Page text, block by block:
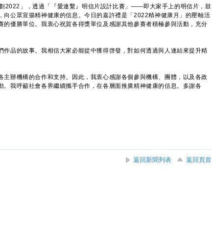
」，透過「『愛連繫』明信片設計比賽」——即大家手上的明信片，鼓
向公眾宣揚精神健康的信息。今日的嘉許禮是「2022精神健康月」的壓軸活
的優勝單位。我衷心祝賀各得獎單位及感謝其他參賽者積極參與活動，充分
品的故事。我相信大家必能從中獲得啓發，對如何透過與人連結來提升精
辦機構的合作和支持。因此，我衷心感謝各個參與機構、團體，以及各政
。我呼籲社會各界繼續攜手合作，在各層面推廣精神健康的信息。多謝各
返回新聞列表
返回頁首